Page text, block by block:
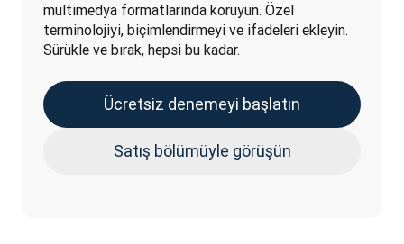
multimedya formatlarında koruyun. Özel
terminolojiyi, biçimlendirmeyi ve ifadeleri ekleyin.
Sürükle ve bırak, hepsi bu kadar.
Ücretsiz denemeyi başlatın
Satış bölümüyle görüşün